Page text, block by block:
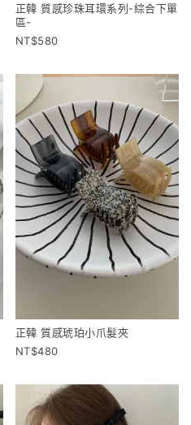
正韓 質感珍珠耳環系列-綜合下單
區-
580
正韓 質感琥珀小爪髮夾
480